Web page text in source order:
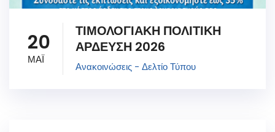
20
ΜΑΪ
ΤΙΜΟΛΟΓΙΑΚΗ ΠΟΛΙΤΙΚΗ
ΑΡΔΕΥΣΗ 2026
Ανακοινώσεις - Δελτίο Τύπου